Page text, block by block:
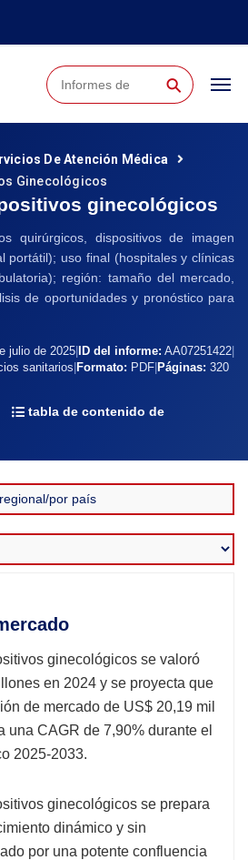
⚲
De Atención Médica
Ginecológicos
ginecológicos
quirúrgicos, dispositivos de imagen
portátil); uso final (hospitales y clínicas
región: tamaño del mercado,
de oportunidades y pronóstico para
julio de 2025 ID del informe: AA07251422
sanitarios Formato: PDF Páginas: 320
tabla de contenido de
ginecológicos se valoró
en 2024 y se proyecta que
de mercado de US$ 20,19 mil
una CAGR de 7,90% durante el
2025-2033.
ginecológicos se prepara
dinámico y sin
por una potente confluencia